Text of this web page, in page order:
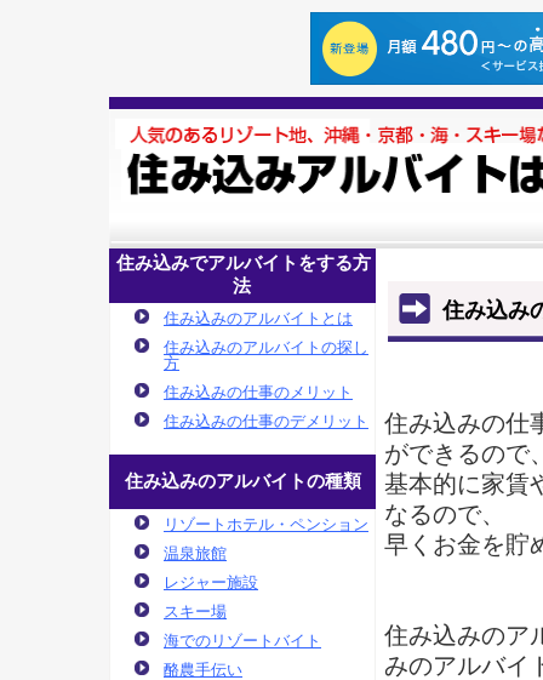
住み込みでアルバイトをする方
法
住み込みのアルバイトとは
住み込みのアルバイトの探し
方
住み込みの仕事のメリット
住み込みの仕事のデメリット
住み込みのアルバイトの種類
リゾートホテル・ペンション
温泉旅館
レジャー施設
スキー場
海でのリゾートバイト
酪農手伝い
住み込み
住み込みの仕
ができるので
基本的に家賃
なるので、
早くお金を貯
住み込みのア
みのアルバイ